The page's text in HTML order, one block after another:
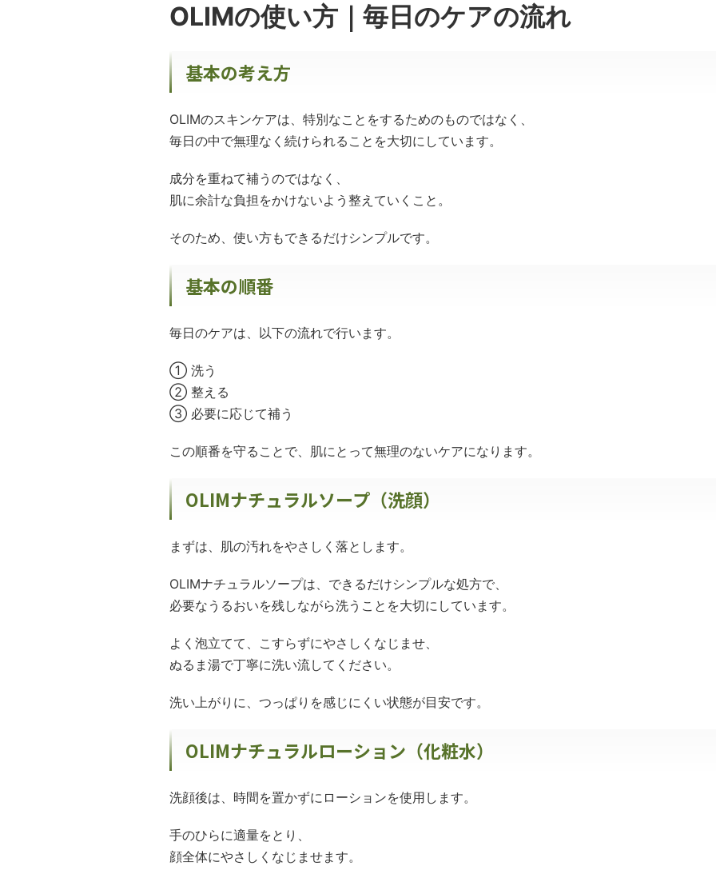
OLIMの使い方｜毎日のケアの流れ
基本の考え方
OLIMのスキンケアは、特別なことをするためのものではなく、
毎日の中で無理なく続けられることを大切にしています。
成分を重ねて補うのではなく、
肌に余計な負担をかけないよう整えていくこと。
そのため、使い方もできるだけシンプルです。
基本の順番
毎日のケアは、以下の流れで行います。
① 洗う
② 整える
③ 必要に応じて補う
この順番を守ることで、肌にとって無理のないケアになります。
OLIMナチュラルソープ（洗顔）
まずは、肌の汚れをやさしく落とします。
OLIMナチュラルソープは、できるだけシンプルな処方で、
必要なうるおいを残しながら洗うことを大切にしています。
よく泡立てて、こすらずにやさしくなじませ、
ぬるま湯で丁寧に洗い流してください。
洗い上がりに、つっぱりを感じにくい状態が目安です。
OLIMナチュラルローション（化粧水）
洗顔後は、時間を置かずにローションを使用します。
手のひらに適量をとり、
顔全体にやさしくなじませます。